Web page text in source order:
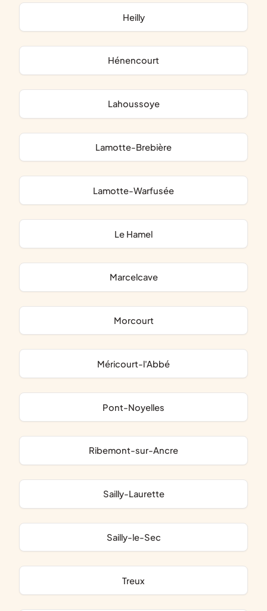
Heilly
Hénencourt
Lahoussoye
Lamotte-Brebière
Lamotte-Warfusée
Le Hamel
Marcelcave
Morcourt
Méricourt-l'Abbé
Pont-Noyelles
Ribemont-sur-Ancre
Sailly-Laurette
Sailly-le-Sec
Treux